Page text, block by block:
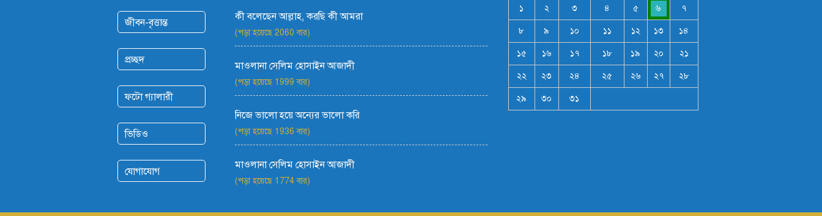
জীবন-বৃত্তান্ত
প্রচ্ছদ
ফটো গ্যালারী
ভিডিও
যোগাযোগ
কী বলেছেন আল্লাহ, করছি কী আমরা
(পড়া হয়েছে 2060 বার)
মাওলানা সেলিম হোসাইন আজাদী
(পড়া হয়েছে 1999 বার)
নিজে ভালো হয়ে অন্যের ভালো করি
(পড়া হয়েছে 1936 বার)
মাওলানা সেলিম হোসাইন আজাদী
(পড়া হয়েছে 1774 বার)
১ ২ ৩ ৪ ৫ ৬ ৭
৮ ৯ ১০ ১১ ১২ ১৩ ১৪
১৫ ১৬ ১৭ ১৮ ১৯ ২০ ২১
২২ ২৩ ২৪ ২৫ ২৬ ২৭ ২৮
২৯ ৩০ ৩১